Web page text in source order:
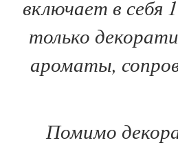
включает в себя
только
ароматы,
Помимо